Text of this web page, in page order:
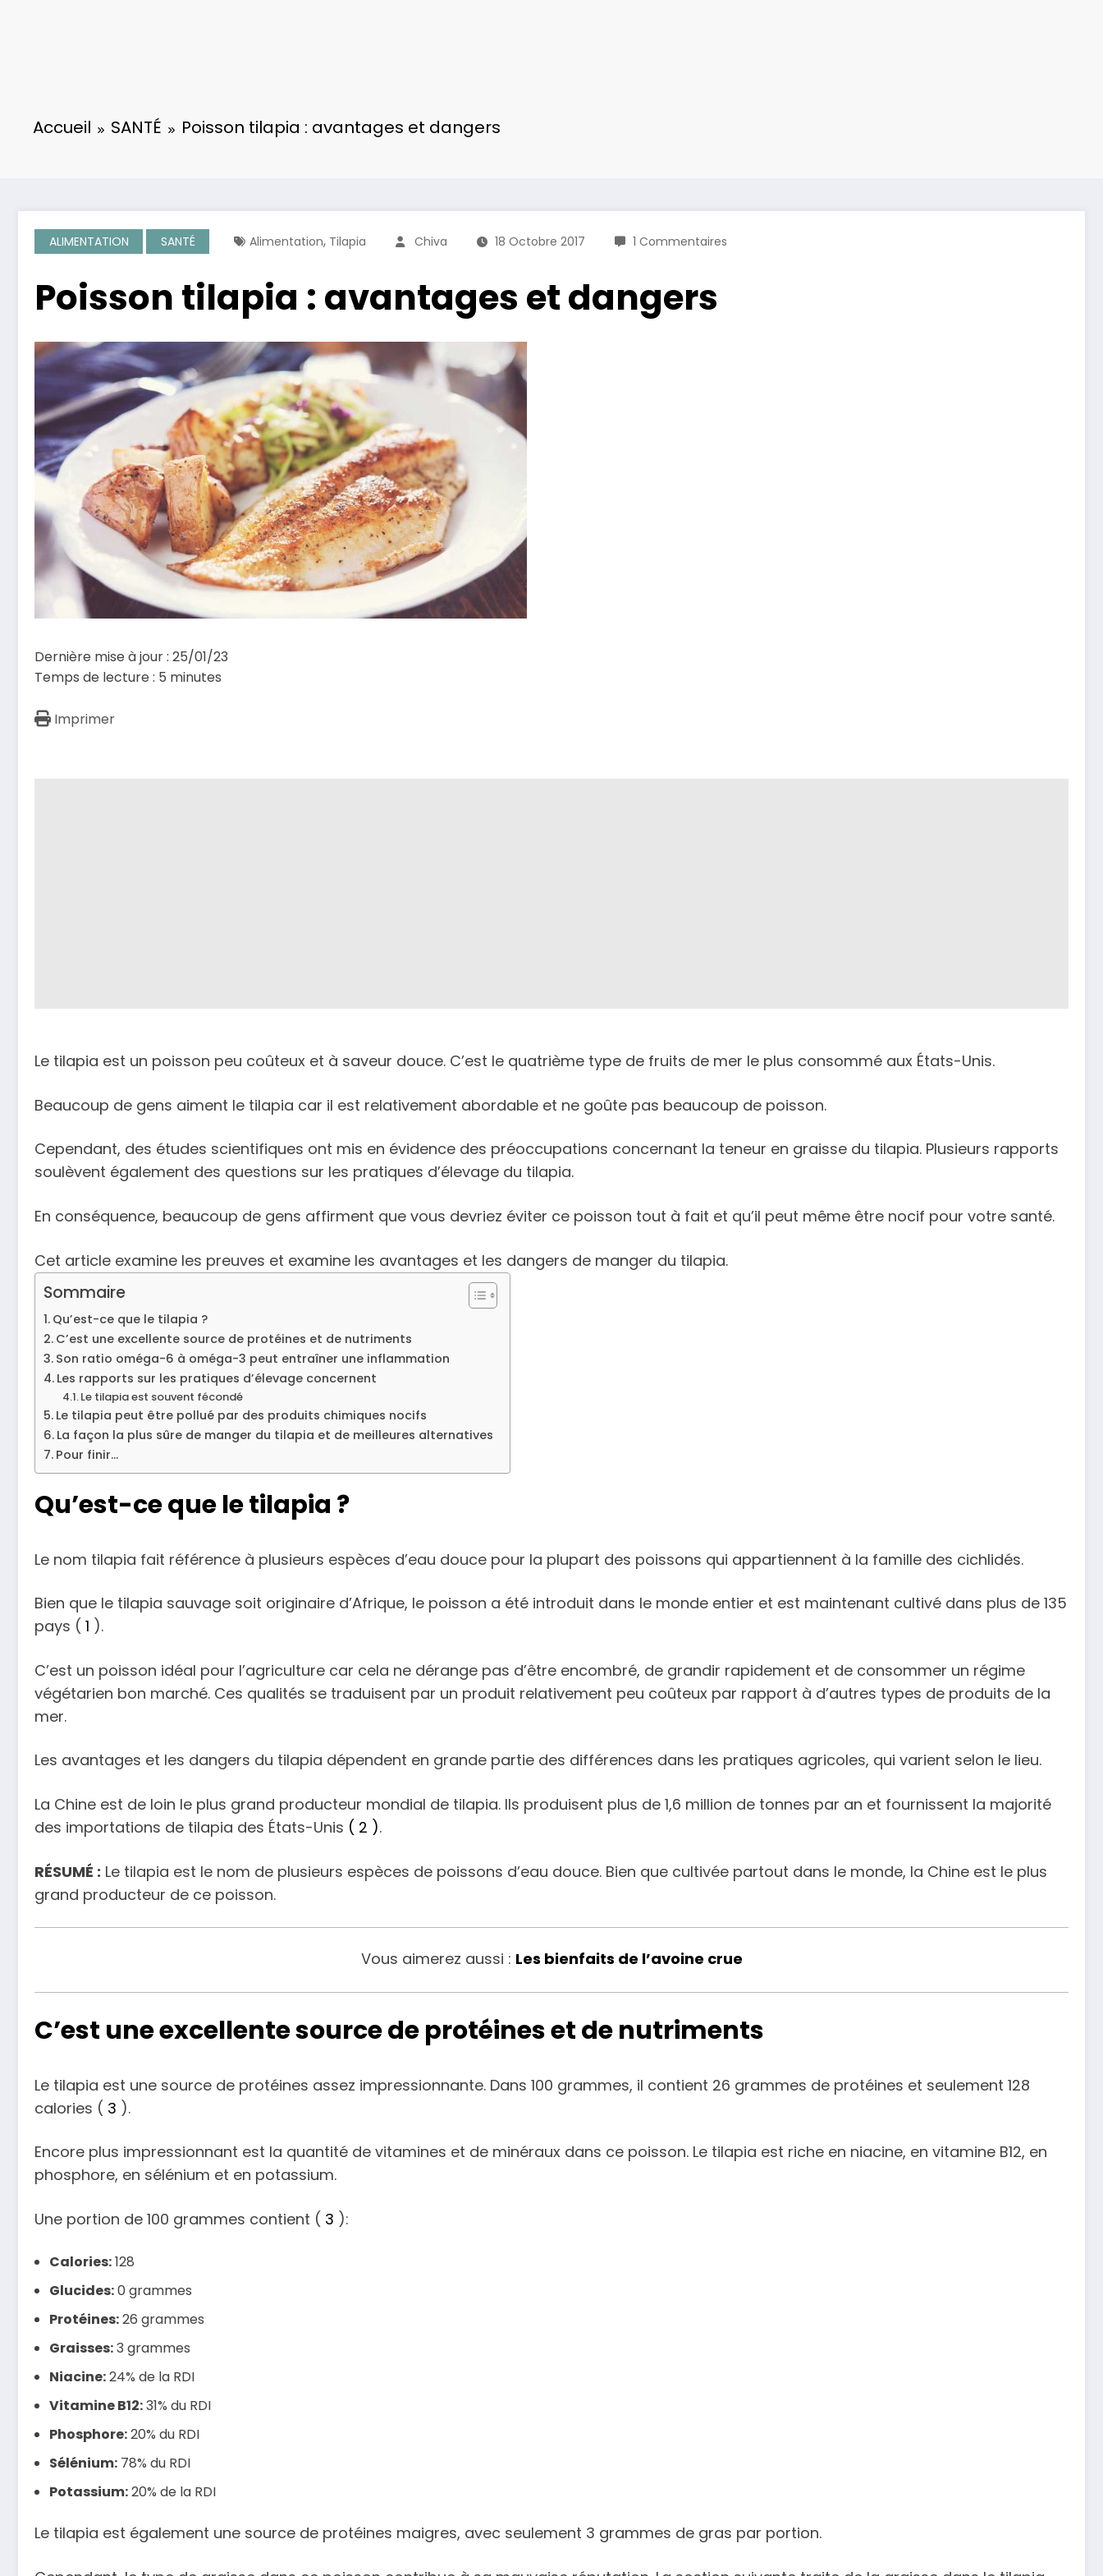
Accueil SANTÉ Poisson tilapia : avantages et dangers
ALIMENTATION SANTÉ Alimentation, Tilapia Chiva 18 Octobre 2017 1 Commentaires
Poisson tilapia : avantages et dangers
Dernière mise à jour : 25/01/23
Temps de lecture : 5 minutes
Imprimer
Le tilapia est un poisson peu coûteux et à saveur douce. C’est le quatrième type de fruits de mer le plus consommé aux États-Unis.
Beaucoup de gens aiment le tilapia car il est relativement abordable et ne goûte pas beaucoup de poisson.
Cependant, des études scientifiques ont mis en évidence des préoccupations concernant la teneur en graisse du tilapia. Plusieurs rapports
soulèvent également des questions sur les pratiques d’élevage du tilapia.
En conséquence, beaucoup de gens affirment que vous devriez éviter ce poisson tout à fait et qu’il peut même être nocif pour votre santé.
Cet article examine les preuves et examine les avantages et les dangers de manger du tilapia.
Sommaire
Qu’est-ce que le tilapia ?
C’est une excellente source de protéines et de nutriments
Son ratio oméga-6 à oméga-3 peut entraîner une inflammation
Les rapports sur les pratiques d’élevage concernent
Le tilapia est souvent fécondé
Le tilapia peut être pollué par des produits chimiques nocifs
La façon la plus sûre de manger du tilapia et de meilleures alternatives
Pour finir…
Qu’est-ce que le tilapia ?
Le nom tilapia fait référence à plusieurs espèces d’eau douce pour la plupart des poissons qui appartiennent à la famille des cichlidés.
Bien que le tilapia sauvage soit originaire d’Afrique, le poisson a été introduit dans le monde entier et est maintenant cultivé dans plus de 135
pays ( 1 ).
C’est un poisson idéal pour l’agriculture car cela ne dérange pas d’être encombré, de grandir rapidement et de consommer un régime
végétarien bon marché. Ces qualités se traduisent par un produit relativement peu coûteux par rapport à d’autres types de produits de la
mer.
Les avantages et les dangers du tilapia dépendent en grande partie des différences dans les pratiques agricoles, qui varient selon le lieu.
La Chine est de loin le plus grand producteur mondial de tilapia. Ils produisent plus de 1,6 million de tonnes par an et fournissent la majorité
des importations de tilapia des États-Unis ( 2 ).
RÉSUMÉ : Le tilapia est le nom de plusieurs espèces de poissons d’eau douce. Bien que cultivée partout dans le monde, la Chine est le plus
grand producteur de ce poisson.
Vous aimerez aussi : Les bienfaits de l’avoine crue
C’est une excellente source de protéines et de nutriments
Le tilapia est une source de protéines assez impressionnante. Dans 100 grammes, il contient 26 grammes de protéines et seulement 128
calories ( 3 ).
Encore plus impressionnant est la quantité de vitamines et de minéraux dans ce poisson. Le tilapia est riche en niacine, en vitamine B12, en
phosphore, en sélénium et en potassium.
Une portion de 100 grammes contient ( 3 ):
Calories:128
Glucides:0 grammes
Protéines:26 grammes
Graisses:3 grammes
Niacine:24% de la RDI
Vitamine B12:31% du RDI
Phosphore:20% du RDI
Sélénium: 78% du RDI
Potassium:20% de la RDI
Le tilapia est également une source de protéines maigres, avec seulement 3 grammes de gras par portion.